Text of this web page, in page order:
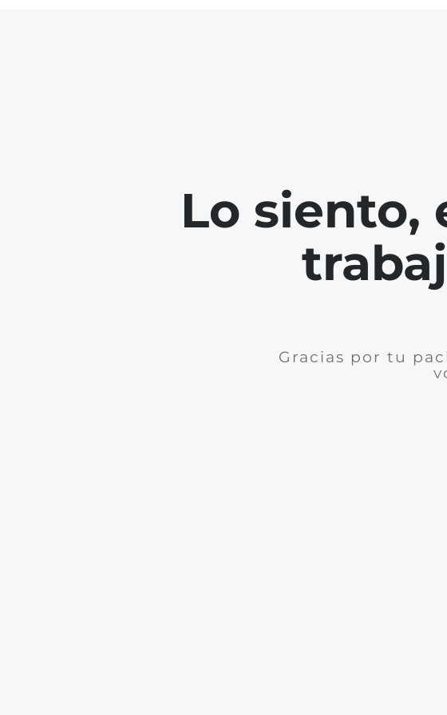
Lo siento,
Gracias por tu